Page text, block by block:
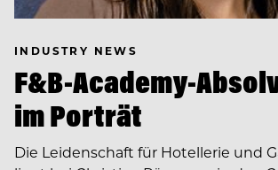
INDUSTRY NEWS
F&B-Academy-
im Porträt
Die Leidenschaft für Hotellerie und